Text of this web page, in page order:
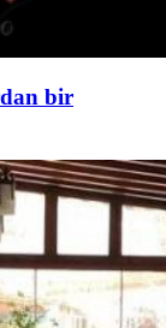
bir